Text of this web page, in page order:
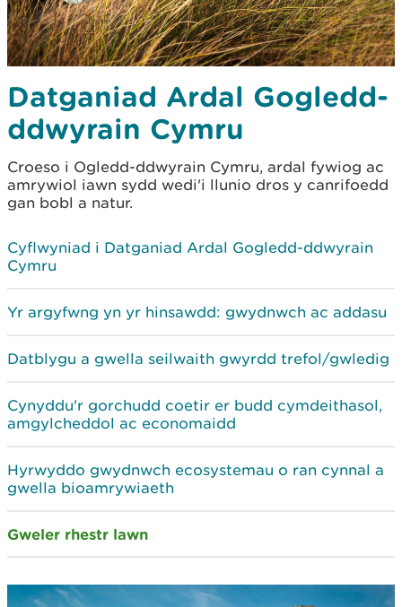
Datganiad Ardal Gogledd-
ddwyrain Cymru
Croeso i Ogledd-ddwyrain Cymru, ardal fywiog ac
amrywiol iawn sydd wedi'i llunio dros y canrifoedd
gan bobl a natur.
Cyflwyniad i Datganiad Ardal Gogledd-ddwyrain
Cymru
Yr argyfwng yn yr hinsawdd: gwydnwch ac addasu
Datblygu a gwella seilwaith gwyrdd trefol/gwledig
Cynyddu'r gorchudd coetir er budd cymdeithasol,
amgylcheddol ac economaidd
Hyrwyddo gwydnwch ecosystemau o ran cynnal a
gwella bioamrywiaeth
Gweler rhestr lawn